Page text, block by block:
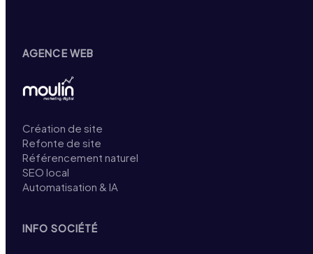
AGENCE WEB
Création de site
Refonte de site
Référencement naturel
SEO local
Automatisation & IA
INFO SOCIÉTÉ